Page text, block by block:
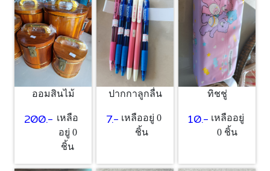
ออมสินไม้
200.- เหลือ
อยู่ 0
ชิ้น
ปากกาลูกลื่น
7.- เหลืออยู่ 0
ชิ้น
ทิชชู่
10.- เหลืออยู่
0 ชิ้น